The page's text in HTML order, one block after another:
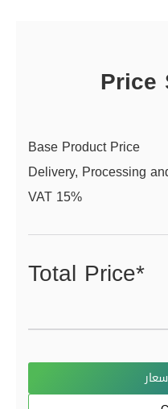
Price
Base Product Price
Delivery, Processing
VAT 15%
Total Price*